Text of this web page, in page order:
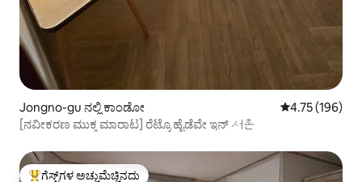
Jongno-gu ನಲ್ಲಿ ಕಾಂಡೋ 5 ರಲ್ಲಿ 4.75
4.75 (196)
[ನವೀಕರಣ ಮುಕ್ತ ಮಾರಾಟ] ರೆಟ್ರೊ ಹೈಡೆವೇ ಇನ್ 서촌
ಗೆಸ್ಟ್‌ಗಳ ಅಚ್ಚುಮೆಚ್ಚಿನದು